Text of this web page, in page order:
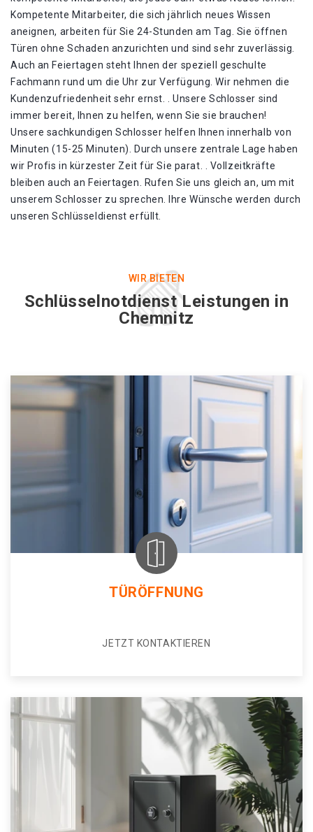
Kompetente Mitarbeiter, die sich jährlich neues Wissen
aneignen, arbeiten für Sie 24-Stunden am Tag. Sie öffnen
Türen ohne Schaden anzurichten und sind sehr zuverlässig.
Auch an Feiertagen steht Ihnen der speziell geschulte
Fachmann rund um die Uhr zur Verfügung. Wir nehmen die
Kundenzufriedenheit sehr ernst. . Unsere Schlosser sind
immer bereit, Ihnen zu helfen, wenn Sie sie brauchen!
Unsere sachkundigen Schlosser helfen Ihnen innerhalb von
Minuten (15-25 Minuten). Durch unsere zentrale Lage haben
wir Profis in kürzester Zeit für Sie parat. . Vollzeitkräfte
bleiben auch an Feiertagen. Rufen Sie uns gleich an, um mit
unserem Schlosser zu sprechen. Ihre Wünsche werden durch
unseren Schlüsseldienst erfüllt.
WIR BIETEN
Schlüsselnotdienst Leistungen in
Chemnitz
TÜRÖFFNUNG
JETZT KONTAKTIEREN